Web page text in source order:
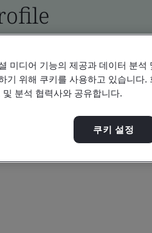
certificates - Validation
미디어 기능의 제공과 데이터 분
기 위해 쿠키를 사용하고 있습니다
및 분석 협력사와 공유합니다.
쿠키 설정